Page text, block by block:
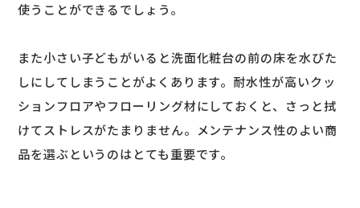
使うことができるでしょう。
また小さい子どもがいると洗面化粧台の前の床を水びた
しにしてしまうことがよくあります。耐水性が高いクッ
ションフロアやフローリング材にしておくと、さっと拭
けてストレスがたまりません。メンテナンス性のよい商
品を選ぶというのはとても重要です。